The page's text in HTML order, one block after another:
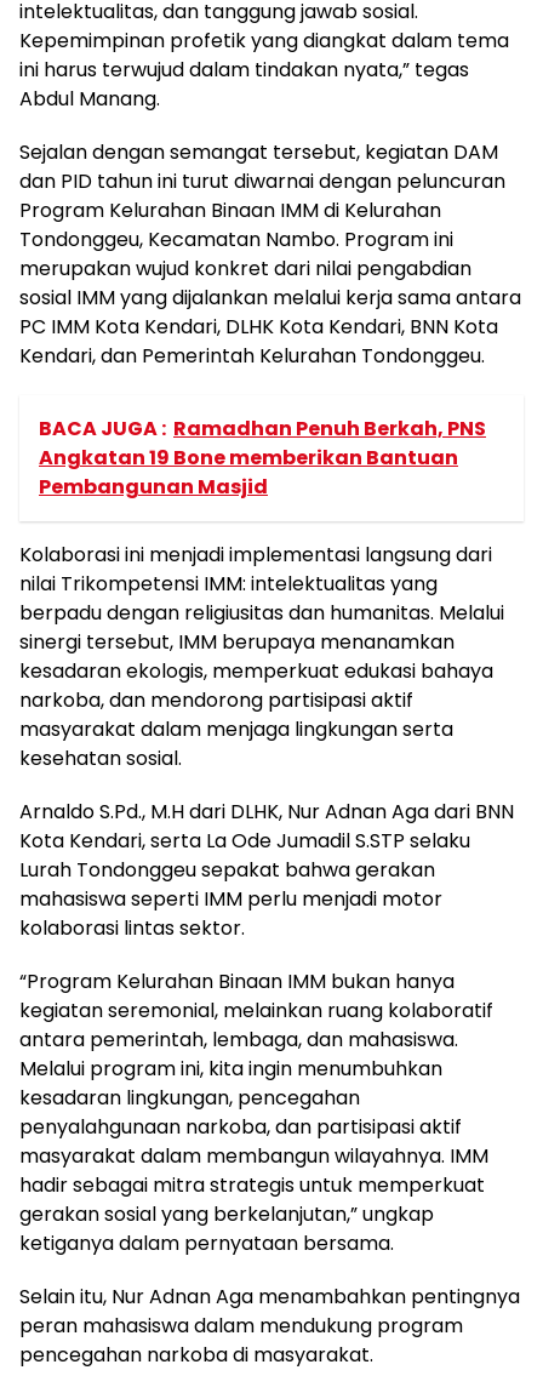
intelektualitas, dan tanggung jawab sosial.
Kepemimpinan profetik yang diangkat dalam tema
ini harus terwujud dalam tindakan nyata,” tegas
Abdul Manang.
Sejalan dengan semangat tersebut, kegiatan DAM
dan PID tahun ini turut diwarnai dengan peluncuran
Program Kelurahan Binaan IMM di Kelurahan
Tondonggeu, Kecamatan Nambo. Program ini
merupakan wujud konkret dari nilai pengabdian
sosial IMM yang dijalankan melalui kerja sama antara
PC IMM Kota Kendari, DLHK Kota Kendari, BNN Kota
Kendari, dan Pemerintah Kelurahan Tondonggeu.
BACA JUGA : Ramadhan Penuh Berkah, PNS
Angkatan 19 Bone memberikan Bantuan
Pembangunan Masjid
Kolaborasi ini menjadi implementasi langsung dari
nilai Trikompetensi IMM: intelektualitas yang
berpadu dengan religiusitas dan humanitas. Melalui
sinergi tersebut, IMM berupaya menanamkan
kesadaran ekologis, memperkuat edukasi bahaya
narkoba, dan mendorong partisipasi aktif
masyarakat dalam menjaga lingkungan serta
kesehatan sosial.
Arnaldo S.Pd., M.H dari DLHK, Nur Adnan Aga dari BNN
Kota Kendari, serta La Ode Jumadil S.STP selaku
Lurah Tondonggeu sepakat bahwa gerakan
mahasiswa seperti IMM perlu menjadi motor
kolaborasi lintas sektor.
“Program Kelurahan Binaan IMM bukan hanya
kegiatan seremonial, melainkan ruang kolaboratif
antara pemerintah, lembaga, dan mahasiswa.
Melalui program ini, kita ingin menumbuhkan
kesadaran lingkungan, pencegahan
penyalahgunaan narkoba, dan partisipasi aktif
masyarakat dalam membangun wilayahnya. IMM
hadir sebagai mitra strategis untuk memperkuat
gerakan sosial yang berkelanjutan,” ungkap
ketiganya dalam pernyataan bersama.
Selain itu, Nur Adnan Aga menambahkan pentingnya
peran mahasiswa dalam mendukung program
pencegahan narkoba di masyarakat.